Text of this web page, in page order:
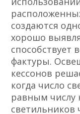
создаются
хорошо
фактуры.
кессонов
когда число
равным числу
светильников